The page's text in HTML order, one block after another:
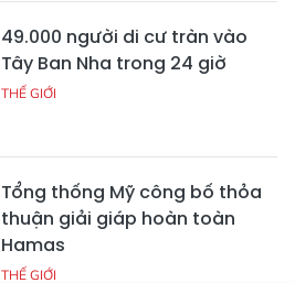
49.000 người di cư tràn vào
Tây Ban Nha trong 24 giờ
THẾ GIỚI
Tổng thống Mỹ công bố thỏa
thuận giải giáp hoàn toàn
Hamas
THẾ GIỚI